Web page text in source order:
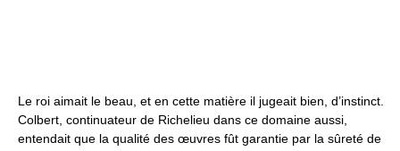
Le roi aimait le beau, et en cette matière il jugeait bien, d’instinct.
Colbert, continuateur de Richelieu dans ce domaine aussi,
entendait que la qualité des œuvres fût garantie par la sûreté de